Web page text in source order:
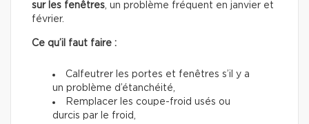
sur les fenêtres, un problème fréquent en janvier et
février.
Ce qu’il faut faire :
Calfeutrer les portes et fenêtres s’il y a
un problème d’étanchéité,
Remplacer les coupe-froid usés ou
durcis par le froid,